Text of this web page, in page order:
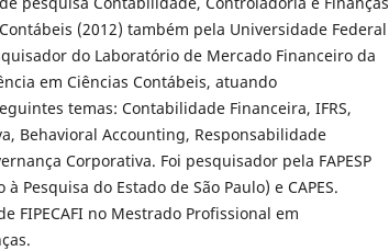
(2012) também pela Universidade Federal
do Laboratório de Mercado Financeiro da
em Ciências Contábeis, atuando
temas: Contabilidade Financeira, IFRS,
Behavioral Accounting, Responsabilidade
Corporativa. Foi pesquisador pela FAPESP
Pesquisa do Estado de São Paulo) e CAPES.
FIPECAFI no Mestrado Profissional em